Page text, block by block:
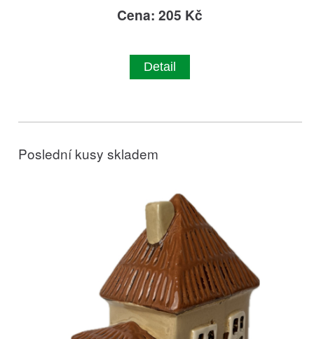
Cena: 205 Kč
Detail
Poslední kusy skladem